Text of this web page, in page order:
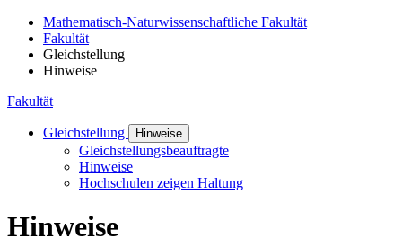
Mathematisch-Naturwissenschaftliche Fakultät
Fakultät
Gleichstellung
Hinweise
Fakultät
Gleichstellung Hinweise
Gleichstellungsbeauftragte
Hinweise
Hochschulen zeigen Haltung
Hinweise